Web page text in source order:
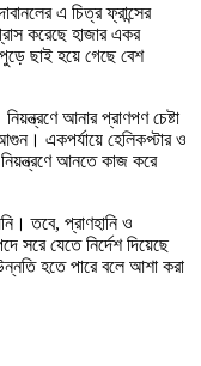
এ চিত্র ফ্রান্সের
করেছে হাজার একর
ছাই হয়ে গেছে বেশ
আনার প্রাণপণ চেষ্টা
একপর্যায়ে হেলিকপ্টার ও
আনতে কাজ করে
তবে, প্রাণহানি ও
সরে যেতে নির্দেশ দিয়েছে
হতে পারে বলে আশা করা